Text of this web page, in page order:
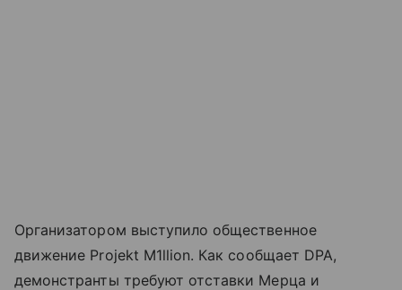
Организатором выступило общественное
движение Projekt M1llion. Как сообщает DPA,
демонстранты требуют отставки Мерца и